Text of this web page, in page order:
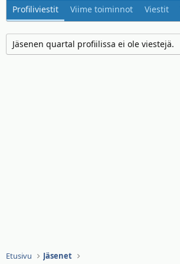
Profiliviestit Viime toiminnot Viestit
Jäsenen quartal profiilissa ei ole viestejä.
Etusivu Jäsenet